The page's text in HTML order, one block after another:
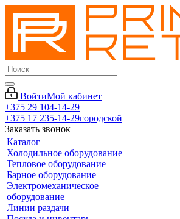
ВойтиМой кабинет
+375 29 104-14-29
+375 17 235-14-29городской
Заказать звонок
Каталог
Холодильное оборудование
Тепловое оборудование
Барное оборудование
Электромеханическое
оборудование
Линии раздачи